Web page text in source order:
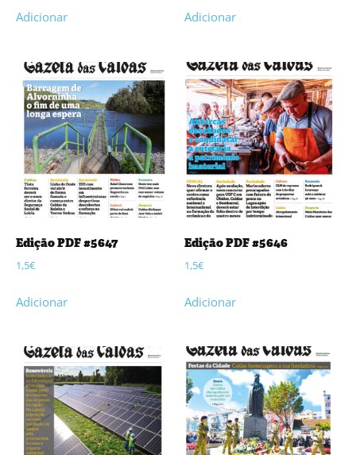
Adicionar Adicionar
Edição PDF #5647
1,5€
Adicionar
Edição PDF #5646
1,5€
Adicionar